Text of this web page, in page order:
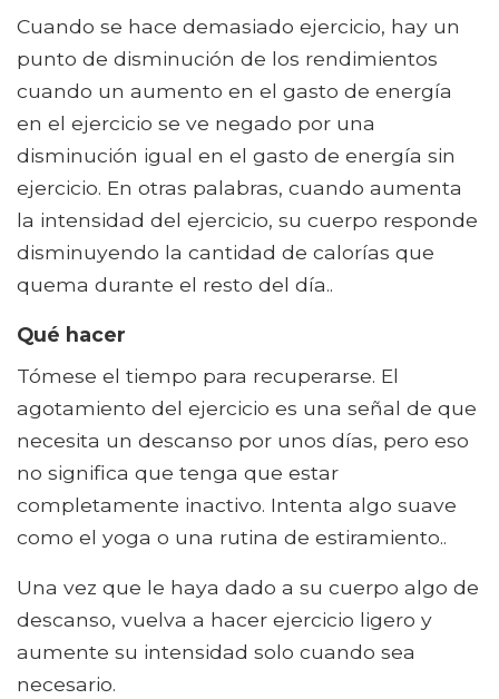
Cuando se hace demasiado ejercicio, hay un
punto de disminución de los rendimientos
cuando un aumento en el gasto de energía
en el ejercicio se ve negado por una
disminución igual en el gasto de energía sin
ejercicio. En otras palabras, cuando aumenta
la intensidad del ejercicio, su cuerpo responde
disminuyendo la cantidad de calorías que
quema durante el resto del día..
Qué hacer
Tómese el tiempo para recuperarse. El
agotamiento del ejercicio es una señal de que
necesita un descanso por unos días, pero eso
no significa que tenga que estar
completamente inactivo. Intenta algo suave
como el yoga o una rutina de estiramiento..
Una vez que le haya dado a su cuerpo algo de
descanso, vuelva a hacer ejercicio ligero y
aumente su intensidad solo cuando sea
necesario.